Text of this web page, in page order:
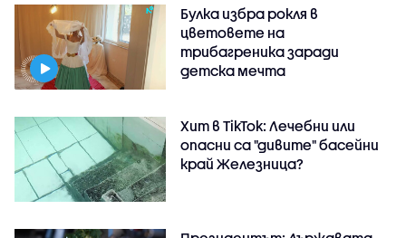
Булка избра рокля в
цветовете на
трибагреника заради
детска мечта
Хит в TikTok: Лечебни или
опасни са "дивите" басейни
край Железница?